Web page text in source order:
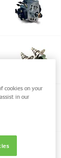
cookies on your
in our